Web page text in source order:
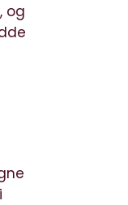
og